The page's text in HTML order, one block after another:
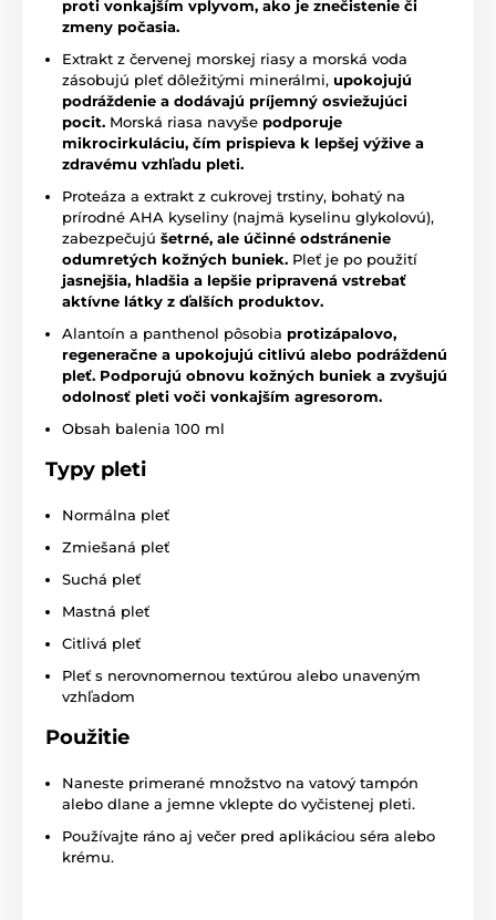
proti vonkajším vplyvom, ako je znečistenie či
zmeny počasia.
Extrakt z červenej morskej riasy a morská voda
zásobujú pleť dôležitými minerálmi, upokojujú
podráždenie a dodávajú príjemný osviežujúci
pocit. Morská riasa navyše podporuje
mikrocirkuláciu, čím prispieva k lepšej výžive a
zdravému vzhľadu pleti.
Proteáza a extrakt z cukrovej trstiny, bohatý na
prírodné AHA kyseliny (najmä kyselinu glykolovú),
zabezpečujú šetrné, ale účinné odstránenie
odumretých kožných buniek. Pleť je po použití
jasnejšia, hladšia a lepšie pripravená vstrebať
aktívne látky z ďalších produktov.
Alantoín a panthenol pôsobia protizápalovo,
regeneračne a upokojujú citlivú alebo podráždenú
pleť. Podporujú obnovu kožných buniek a zvyšujú
odolnosť pleti voči vonkajším agresorom.
Obsah balenia 100 ml
Typy pleti
Normálna pleť
Zmiešaná pleť
Suchá pleť
Mastná pleť
Citlivá pleť
Pleť s nerovnomernou textúrou alebo unaveným
vzhľadom
Použitie
Naneste primerané množstvo na vatový tampón
alebo dlane a jemne vklepte do vyčistenej pleti.
Používajte ráno aj večer pred aplikáciou séra alebo
krému.